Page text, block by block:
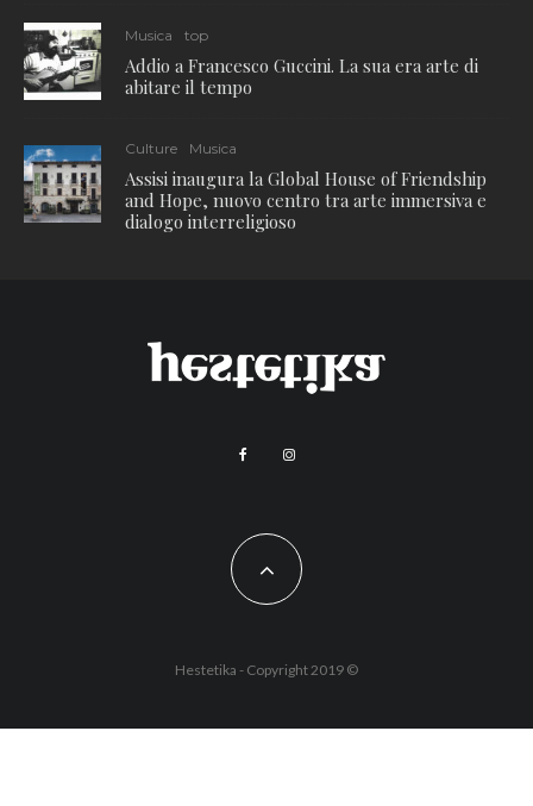
Musica top
Addio a Francesco Guccini. La sua era arte di
abitare il tempo
Culture Musica
Assisi inaugura la Global House of Friendship
and Hope, nuovo centro tra arte immersiva e
dialogo interreligioso
Hestetika - Copyright 2019 ©